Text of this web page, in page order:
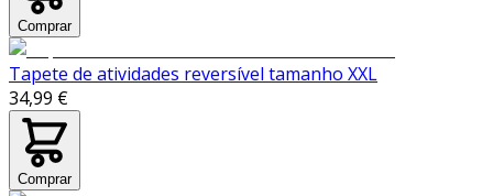
Comprar
Tapete de atividades reversível tamanho XXL
34,99 €
Comprar